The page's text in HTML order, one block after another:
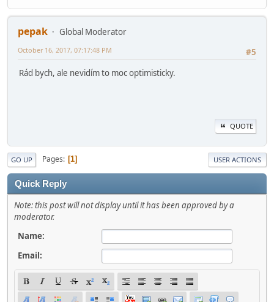
pepak
Global Moderator
#5
October 16, 2017, 07:17:48 PM
Rád bych, ale nevidím to moc optimisticky.
QUOTE
GO UP Pages 1 USER ACTIONS
Quick Reply
Note: this post will not display until it has been approved by a
moderator.
Name:
Email: